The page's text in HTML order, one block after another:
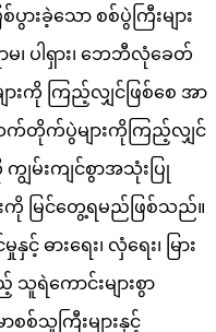
ခဲ့သော စစ်ပွဲကြီးများ
ပါရှား၊ ဘေဘီလုံခေတ်
ားကို ကြည့်လျှင်ဖြစ်စေ အာ
က်တိုက်ပွဲများကိုကြည့်လျှင်
ကို ကျွမ်းကျင်စွာအသုံးပြု
မြင်တွေ့ရမည်ဖြစ်သည်။
င့် ဓားရေး၊ လှံရေး၊ မြား
ရဲကောင်းများစွာ
စစ်သူကြီးများနှင့်